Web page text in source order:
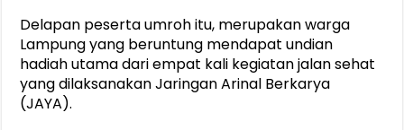
Delapan peserta umroh itu, merupakan warga
Lampung yang beruntung mendapat undian
hadiah utama dari empat kali kegiatan jalan sehat
yang dilaksanakan Jaringan Arinal Berkarya
(JAYA).